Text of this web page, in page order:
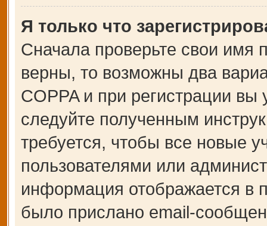
Я только что
Сначала проверьте свои имя
верны, то возможны два
COPPA и при регистрации вы
следуйте полученным
требуется, чтобы все новые
пользователями или
информация отображается в
было прислано email-